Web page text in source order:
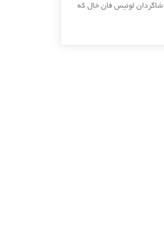
۳-۱ لیورپول را از شکست دهد . شاگردان لوئیس فان خال که